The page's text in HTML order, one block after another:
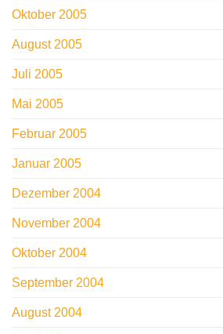
Oktober 2005
August 2005
Juli 2005
Mai 2005
Februar 2005
Januar 2005
Dezember 2004
November 2004
Oktober 2004
September 2004
August 2004